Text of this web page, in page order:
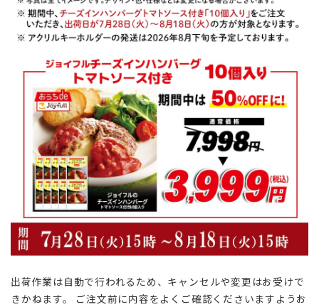
出荷作業は自動で行われるため、キャンセルや変更はお受けで
きかねます。 ご注文前に内容をよくご確認くださいますようお